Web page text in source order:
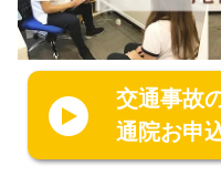
交通事故
通院お申